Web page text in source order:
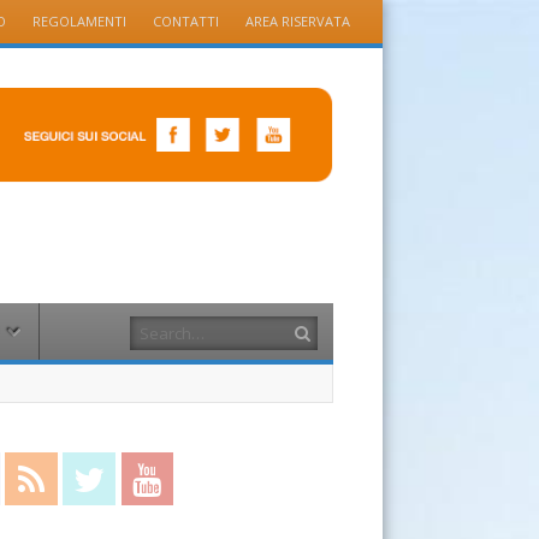
REGOLAMENTI CONTATTI AREA RISERVATA
Search
RSS Feed Twitter